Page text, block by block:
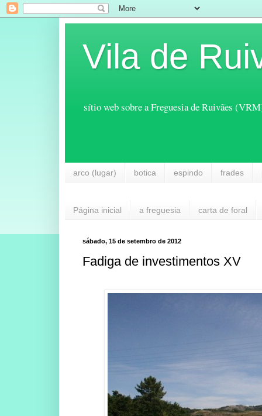
Vila de
sítio web sobre a Freguesia de Ruivães
arco (lugar) botica espindo frades
Página inicial a freguesia carta de foral
sábado, 15 de setembro de 2012
Fadiga de investimentos XV